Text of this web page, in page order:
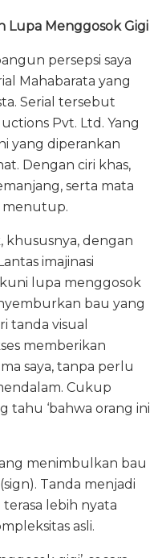
Lupa Menggosok Gigi
persepsi saya
Mahabarata yang
Serial tersebut
Pvt. Ltd. Yang
yang diperankan
Dengan ciri khas,
serta mata
menutup.
khususnya, dengan
imajinasi
lupa menggosok
bau yang
tanda visual
memberikan
saya, tanpa perlu
Cukup
tahu ‘bahwa orang ini
menimbulkan bau
Tanda menjadi
lebih nyata
asli.